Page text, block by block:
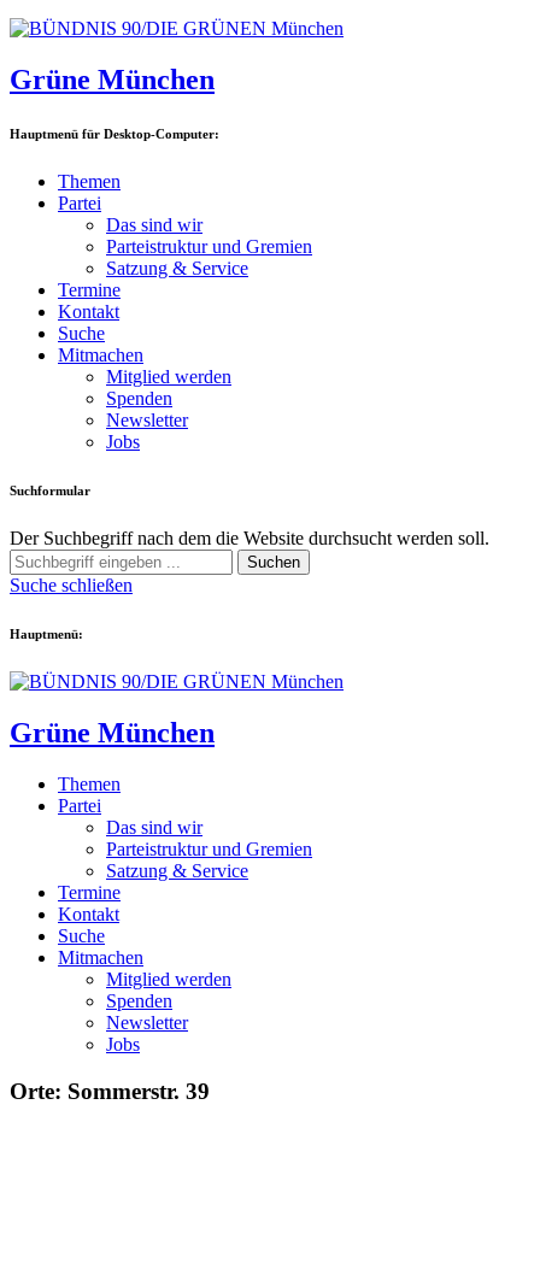
Grüne München
Hauptmenü für Desktop-Computer:
Themen
Partei
Das sind wir
Parteistruktur und Gremien
Satzung & Service
Termine
Kontakt
Suche
Mitmachen
Mitglied werden
Spenden
Newsletter
Jobs
Suchformular
Der Suchbegriff nach dem die Website durchsucht werden soll.
Suchen
Suche schließen
Hauptmenü:
Grüne München
Themen
Partei
Das sind wir
Parteistruktur und Gremien
Satzung & Service
Termine
Kontakt
Suche
Mitmachen
Mitglied werden
Spenden
Newsletter
Jobs
Orte: Sommerstr. 39